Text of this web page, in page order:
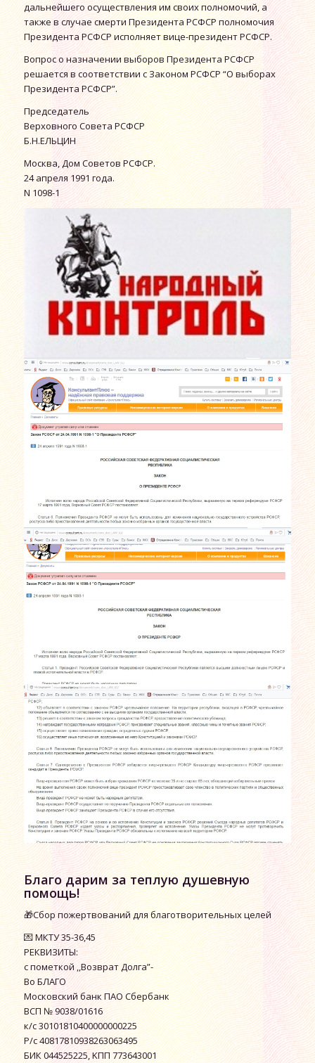
дальнейшего осуществления им своих полномочий, а
также в случае смерти Президента РСФСР полномочия
Президента РСФСР исполняет вице-президент РСФСР.
Вопрос о назначении выборов Президента РСФСР
решается в соответствии с Законом РСФСР “О выборах
Президента РСФСР”.
Председатель
Верховного Совета РСФСР
Б.Н.ЕЛЬЦИН
Москва, Дом Советов РСФСР.
24 апреля 1991 года.
N 1098-1
Благо дарим за теплую душевную
помощь!
🎁Сбор пожертвований для благотворительных целей
💌 МКТУ 35-36,45
РЕКВИЗИТЫ:
с пометкой ,,Возврат Долга”-
Во БЛАГО
Московский банк ПАО Сбербанк
ВСП № 9038/01616
к/с 30101810400000000225
P/c 40817810938263063495
БИК 044525225, ΚΠΠ 773643001